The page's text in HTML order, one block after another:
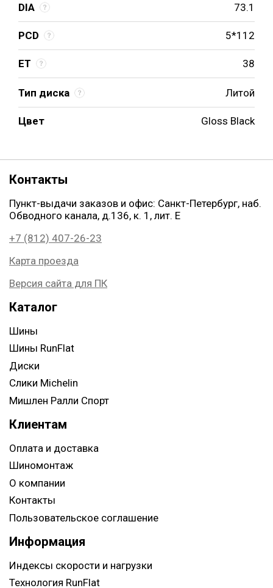
DIA 73.1
PCD 5*112
ET 38
Тип диска Литой
Цвет Gloss Black
Контакты
Пункт-выдачи заказов и офис: Санкт-Петербург, наб.
Обводного канала, д.136, к. 1, лит. Е
+7 (812) 407-26-23
Карта проезда
Версия сайта для ПК
Каталог
Шины
Шины RunFlat
Диски
Слики Michelin
Мишлен Ралли Спорт
Клиентам
Оплата и доставка
Шиномонтаж
О компании
Контакты
Пользовательское соглашение
Информация
Индексы скорости и нагрузки
Технология RunFlat